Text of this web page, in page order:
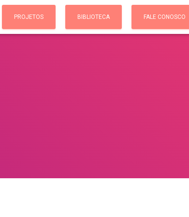
PROJETOS BIBLIOTECA FALE CONOSCO